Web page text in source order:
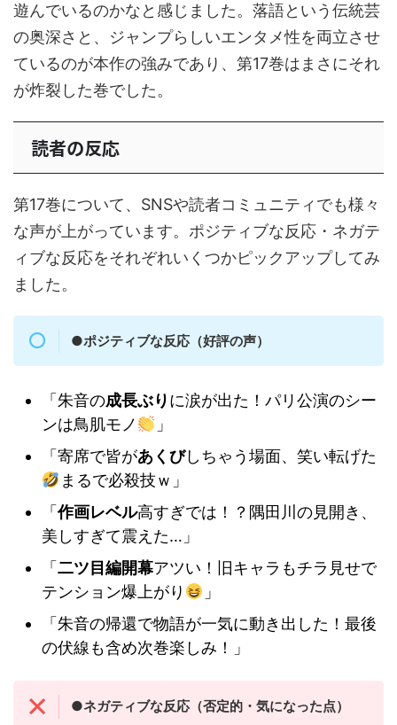
遊んでいるのかなと感じました。落語という伝統芸
の奥深さと、ジャンプらしいエンタメ性を両立させ
ているのが本作の強みであり、第17巻はまさにそれ
が炸裂した巻でした。
読者の反応
第17巻について、SNSや読者コミュニティでも様々
な声が上がっています。ポジティブな反応・ネガテ
ィブな反応をそれぞれいくつかピックアップしてみ
ました。
●ポジティブな反応（好評の声）
「朱音の成長ぶりに涙が出た！パリ公演のシー
ンは鳥肌モノ
」
「寄席で皆があくびしちゃう場面、笑い転げた
まるで必殺技ｗ」
「作画レベル高すぎでは！？隅田川の見開き、
美しすぎて震えた…」
「 二ツ目編開幕アツい！旧キャラもチラ見せで
テンション爆上がり
」
「朱音の帰還で物語が一気に動き出した！最後
の伏線も含め次巻楽しみ！」
●ネガティブな反応（否定的・気になった点）